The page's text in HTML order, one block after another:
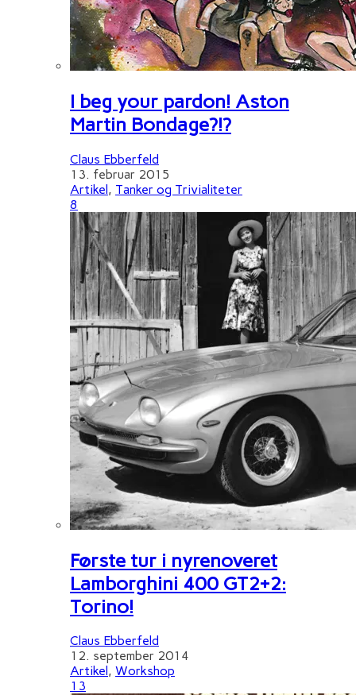
I beg your pardon! Aston
Martin Bondage?!?
Claus Ebberfeld
13. februar 2015
Artikel, Tanker og Trivialiteter
8
Første tur i nyrenoveret
Lamborghini 400 GT2+2:
Torino!
Claus Ebberfeld
12. september 2014
Artikel , Workshop
13